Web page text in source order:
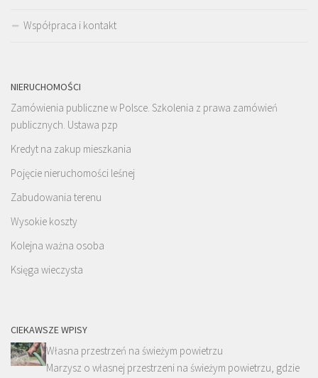
Współpraca i kontakt
NIERUCHOMOŚCI
Zamówienia publiczne w Polsce. Szkolenia z prawa zamówień
publicznych. Ustawa pzp
Kredyt na zakup mieszkania
Pojęcie nieruchomości leśnej
Zabudowania terenu
Wysokie koszty
Kolejna ważna osoba
Księga wieczysta
CIEKAWSZE WPISY
Własna przestrzeń na świeżym powietrzu
Marzysz o własnej przestrzeni na świeżym powietrzu, gdzie